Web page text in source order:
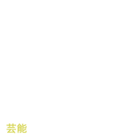
芸能